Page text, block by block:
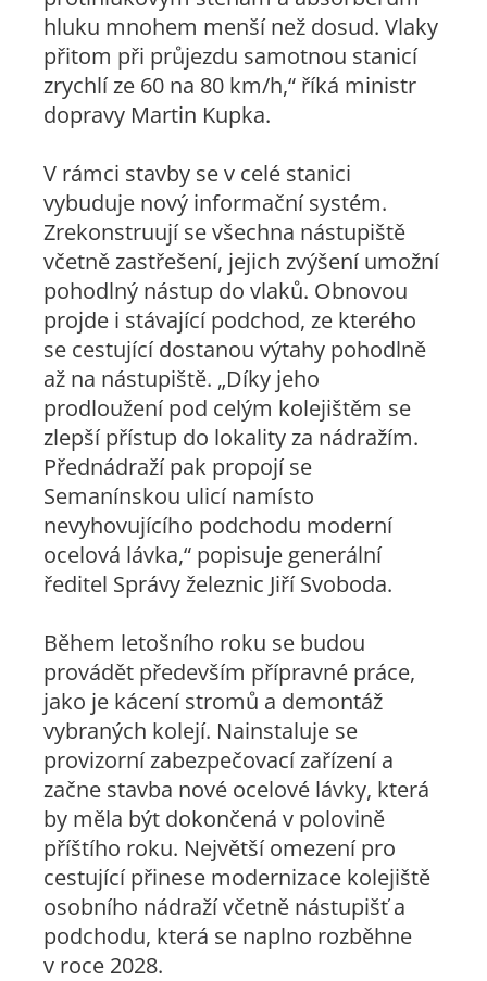
hluku mnohem menší než dosud. Vlaky
přitom při průjezdu samotnou stanicí
zrychlí ze 60 na 80 km/h,“ říká ministr
dopravy Martin Kupka.
V rámci stavby se v celé stanici
vybuduje nový informační systém.
Zrekonstruují se všechna nástupiště
včetně zastřešení, jejich zvýšení umožní
pohodlný nástup do vlaků. Obnovou
projde i stávající podchod, ze kterého
se cestující dostanou výtahy pohodlně
až na nástupiště. „Díky jeho
prodloužení pod celým kolejištěm se
zlepší přístup do lokality za nádražím.
Přednádraží pak propojí se
Semanínskou ulicí namísto
nevyhovujícího podchodu moderní
ocelová lávka,“ popisuje generální
ředitel Správy železnic Jiří Svoboda.
Během letošního roku se budou
provádět především přípravné práce,
jako je kácení stromů a demontáž
vybraných kolejí. Nainstaluje se
provizorní zabezpečovací zařízení a
začne stavba nové ocelové lávky, která
by měla být dokončená v polovině
příštího roku. Největší omezení pro
cestující přinese modernizace kolejiště
osobního nádraží včetně nástupišť a
podchodu, která se naplno rozběhne
v roce 2028.